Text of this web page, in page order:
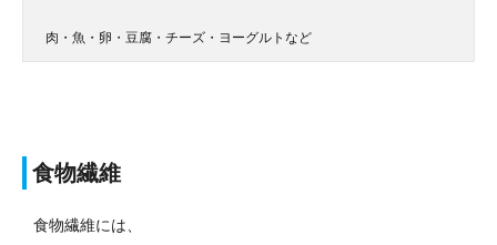
肉・魚・卵・豆腐・チーズ・ヨーグルトなど
食物繊維
食物繊維には、